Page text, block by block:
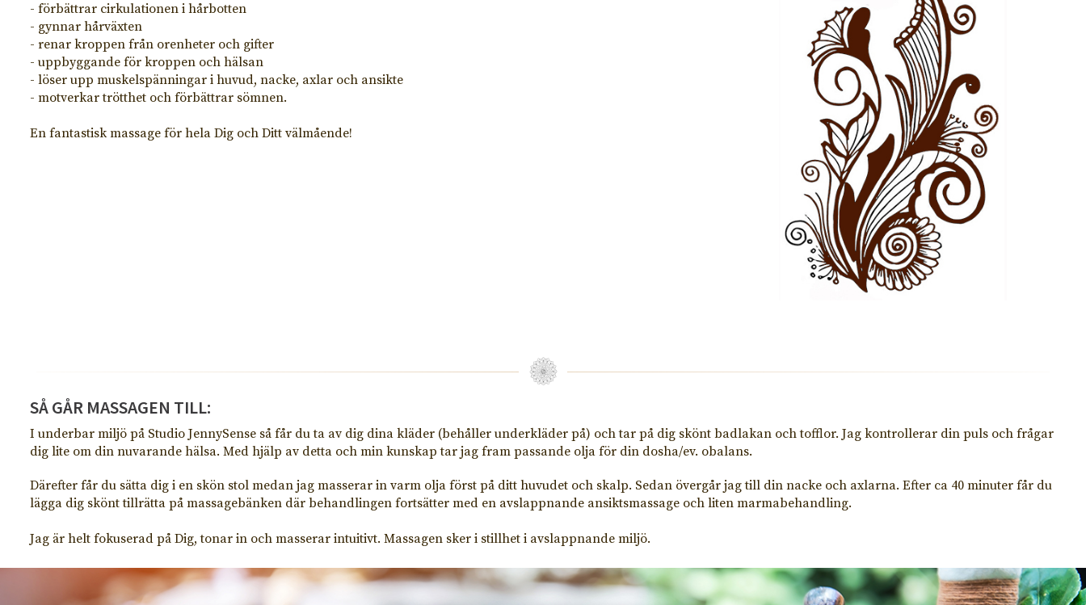
- förbättrar cirkulationen i hårbotten
- gynnar hårväxten
- renar kroppen från orenheter och gifter
- uppbyggande för kroppen och hälsan
- löser upp muskelspänningar i huvud, nacke, axlar och ansikte
- motverkar trötthet och förbättrar sömnen.
En fantastisk massage för hela Dig och Ditt välmående!
SÅ GÅR MASSAGEN TILL:
I underbar miljö på Studio JennySense så får du ta av dig dina kläder (behåller underkläder på) och tar på dig skönt badlakan och tofflor. Jag kontrollerar din puls och frågar
dig lite om din nuvarande hälsa. Med hjälp av detta och min kunskap tar jag fram passande olja för din dosha/ev. obalans.
Därefter får du sätta dig i en skön stol medan jag masserar in varm olja först på ditt huvudet och skalp. Sedan övergår jag till din nacke och axlarna. Efter ca 40 minuter får du
lägga dig skönt tillrätta på massagebänken där behandlingen fortsätter med en avslappnande ansiktsmassage och liten marmabehandling.
Jag är helt fokuserad på Dig, tonar in och masserar intuitivt. Massagen sker i stillhet i avslappnande miljö.